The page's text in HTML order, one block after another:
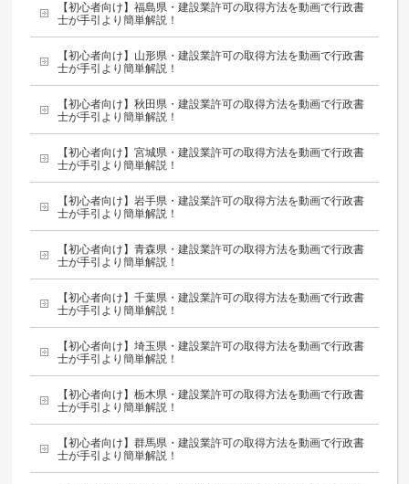
【初心者向け】福島県・建設業許可の取得方法を動画で行政書
士が手引より簡単解説！
【初心者向け】山形県・建設業許可の取得方法を動画で行政書
士が手引より簡単解説！
【初心者向け】秋田県・建設業許可の取得方法を動画で行政書
士が手引より簡単解説！
【初心者向け】宮城県・建設業許可の取得方法を動画で行政書
士が手引より簡単解説！
【初心者向け】岩手県・建設業許可の取得方法を動画で行政書
士が手引より簡単解説！
【初心者向け】青森県・建設業許可の取得方法を動画で行政書
士が手引より簡単解説！
【初心者向け】千葉県・建設業許可の取得方法を動画で行政書
士が手引より簡単解説！
【初心者向け】埼玉県・建設業許可の取得方法を動画で行政書
士が手引より簡単解説！
【初心者向け】栃木県・建設業許可の取得方法を動画で行政書
士が手引より簡単解説！
【初心者向け】群馬県・建設業許可の取得方法を動画で行政書
士が手引より簡単解説！